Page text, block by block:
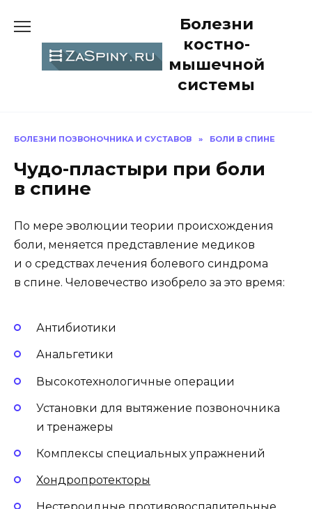
содержанию
Болезни
костно-
мышечной
системы
БОЛЕЗНИ ПОЗВОНОЧНИКА И СУСТАВОВ » БОЛИ В СПИНЕ
Чудо-пластыри при боли
в спине
По мере эволюции теории происхождения
боли, меняется представление медиков
и о средствах лечения болевого синдрома
в спине. Человечество изобрело за это время:
Антибиотики
Анальгетики
Высокотехнологичные операции
Установки для вытяжение позвоночника
и тренажеры
Комплексы специальных упражнений
Хондропротекторы